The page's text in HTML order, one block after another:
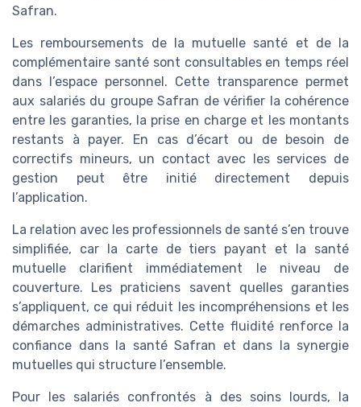
Safran.
Les remboursements de la mutuelle santé et de la
complémentaire santé sont consultables en temps réel
dans l’espace personnel. Cette transparence permet
aux salariés du groupe Safran de vérifier la cohérence
entre les garanties, la prise en charge et les montants
restants à payer. En cas d’écart ou de besoin de
correctifs mineurs, un contact avec les services de
gestion peut être initié directement depuis
l’application.
La relation avec les professionnels de santé s’en trouve
simplifiée, car la carte de tiers payant et la santé
mutuelle clarifient immédiatement le niveau de
couverture. Les praticiens savent quelles garanties
s’appliquent, ce qui réduit les incompréhensions et les
démarches administratives. Cette fluidité renforce la
confiance dans la santé Safran et dans la synergie
mutuelles qui structure l’ensemble.
Pour les salariés confrontés à des soins lourds, la